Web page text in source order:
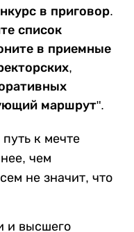
в приговор.
список
в приемные
маршрут".
к мечте
чем
не значит, что
и высшего